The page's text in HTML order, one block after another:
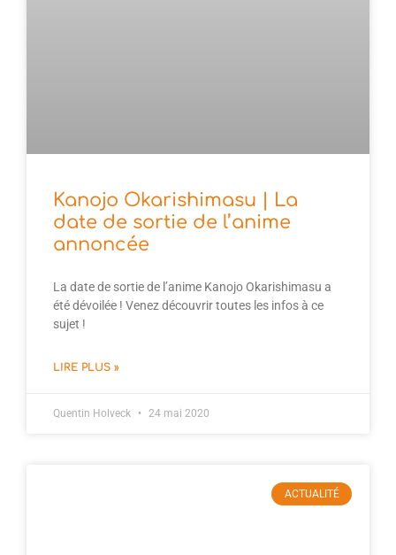
Kanojo Okarishimasu | La
date de sortie de l’anime
annoncée
La date de sortie de l’anime Kanojo Okarishimasu a
été dévoilée ! Venez découvrir toutes les infos à ce
sujet !
LIRE PLUS »
Quentin Holveck 24 mai 2020
ACTUALITÉ